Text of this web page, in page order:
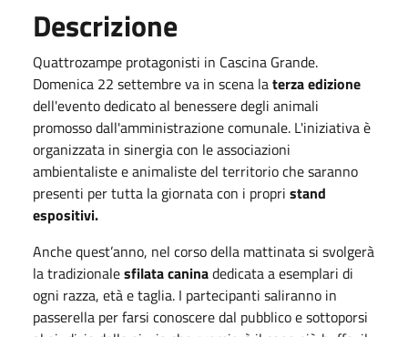
Descrizione
Quattrozampe protagonisti in Cascina Grande.
Domenica 22 settembre va in scena laterza edizione
dell'evento dedicato al benessere degli animali
promosso dall'amministrazione comunale. L'iniziativa è
organizzata in sinergia con le associazioni
ambientaliste e animaliste del territorio che saranno
presenti per tutta la giornata con i propri stand
espositivi.
Anche quest’anno, nel corso della mattinata si svolgerà
la tradizionalesfilata caninadedicata a esemplari di
ogni razza, età e taglia. I partecipanti saliranno in
passerella per farsi conoscere dal pubblico e sottoporsi